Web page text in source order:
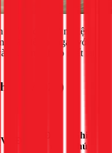
hưởng đến trải nghiệm
Hãy liên hệ ngay với
chuyên nghiệp nhất tại
03/2026)
Ghi
chú